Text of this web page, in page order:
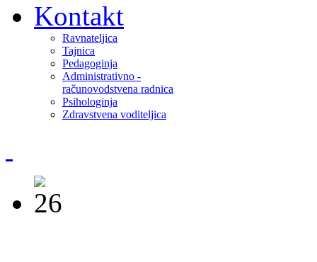
Kontakt
Ravnateljica
Tajnica
Pedagoginja
Administrativno -
računovodstvena radnica
Psihologinja
Zdravstvena voditeljica